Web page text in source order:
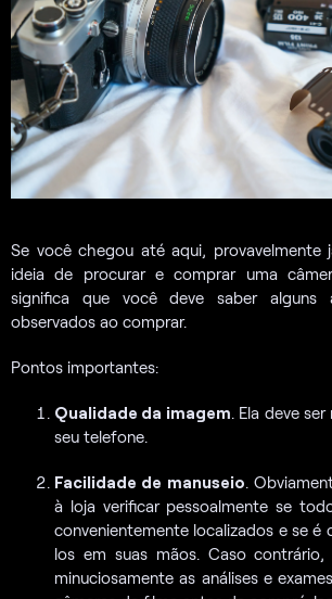
Se você chegou até aqui,
ideia de procurar e comprar uma
significa que você deve saber alguns
observados ao comprar.
Pontos importantes:
Qualidade da imagem. Ela deve
seu telefone.
Facilidade de manuseio.
à loja verificar pessoalmente se
convenientemente localizados e se é
los em suas mãos. Caso
minuciosamente as análises e